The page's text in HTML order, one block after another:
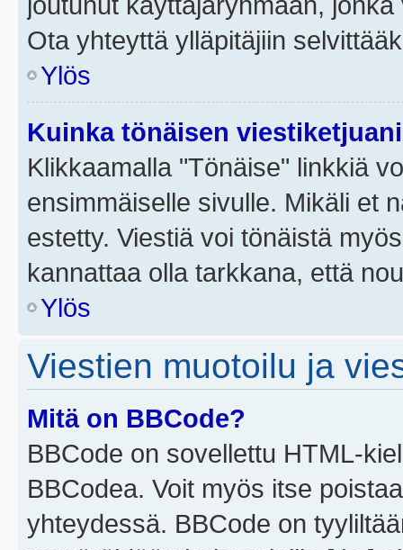
Ota yhteyttä ylläpitäjiin
Ylös
Kuinka tönäisen
Klikkaamalla "Tönäise" linkkiä
ensimmäiselle sivulle. Mikäli et
estetty. Viestiä voi tönäistä
kannattaa olla tarkkana, että
Ylös
Viestien muotoilu ja
Mitä on BBCode?
BBCode on sovellettu HTML-
BBCodea. Voit myös itse
yhteydessä. BBCode on